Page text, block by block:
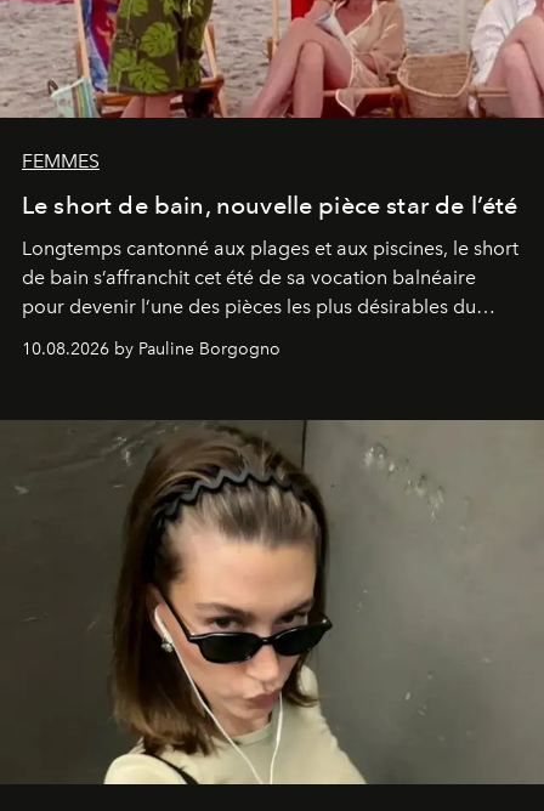
FEMMES
Le short de bain, nouvelle pièce star de l’été
Longtemps cantonné aux plages et aux piscines, le short
de bain s’affranchit cet été de sa vocation balnéaire
pour devenir l’une des pièces les plus désirables du
10.08.2026 by Pauline Borgogno